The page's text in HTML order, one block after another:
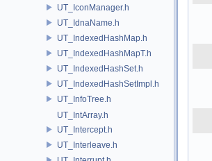
UT_IconManager.h
UT_IdnaName.h
UT_IndexedHashMap.h
UT_IndexedHashMapT.h
UT_IndexedHashSet.h
UT_IndexedHashSetImpl.h
UT_InfoTree.h
UT_IntArray.h
UT_Intercept.h
UT_Interleave.h